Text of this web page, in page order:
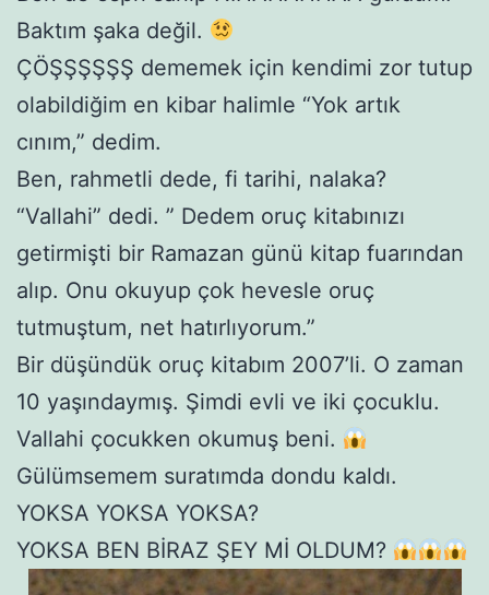
Baktım şaka değil.
ÇÖŞŞŞŞŞŞ dememek için kendimi zor tutup
olabildiğim en kibar halimle “Yok artık
cınım,” dedim.
Ben, rahmetli dede, fi tarihi, nalaka?
“Vallahi” dedi. ” Dedem oruç kitabınızı
getirmişti bir Ramazan günü kitap fuarından
alıp. Onu okuyup çok hevesle oruç
tutmuştum, net hatırlıyorum.”
Bir düşündük oruç kitabım 2007’li. O zaman
10 yaşındaymış. Şimdi evli ve iki çocuklu.
Vallahi çocukken okumuş beni.
Gülümsemem suratımda dondu kaldı.
YOKSA YOKSA YOKSA?
YOKSA BEN BİRAZ ŞEY Mİ OLDUM?